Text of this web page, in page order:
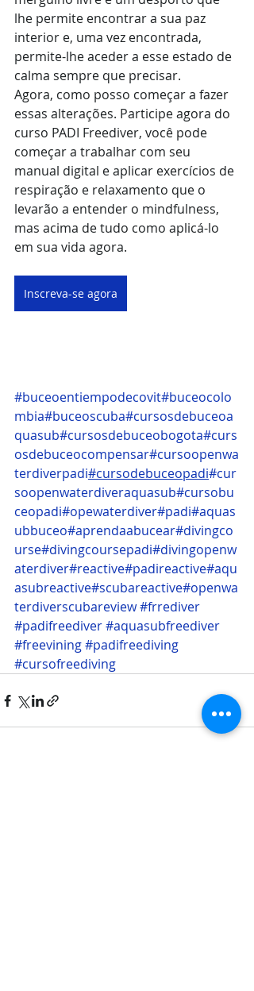
lhe permite encontrar a sua paz
interior e, uma vez encontrada,
permite-lhe aceder a esse estado de
calma sempre que precisar.
Agora, como posso começar a fazer
essas alterações. Participe agora do
curso PADI Freediver, você pode
começar a trabalhar com seu
manual digital e aplicar exercícios de
respiração e relaxamento que o
levarão a entender o mindfulness,
mas acima de tudo como aplicá-lo
em sua vida agora.
Inscreva-se agora
#buceoentiempodecovit#buceocolo
mbia#buceoscuba#cursosdebuceoa
quasub#cursosdebuceobogota#curs
osdebuceocompensar#cursoopenwa
terdiverpadi#cursodebuceopadi#cur
soopenwaterdiveraquasub#cursobu
ceopadi#opewaterdiver#padi#aquas
ubbuceo#aprendaabucear#divingco
urse#divingcoursepadi#divingopenw
aterdiver#reactive#padireactive#aqu
asubreactive#scubareactive#openwa
terdiverscubareview#frrediver
#padifreediver#aquasubfreediver
#freevining#padifreediving
#cursofreediving